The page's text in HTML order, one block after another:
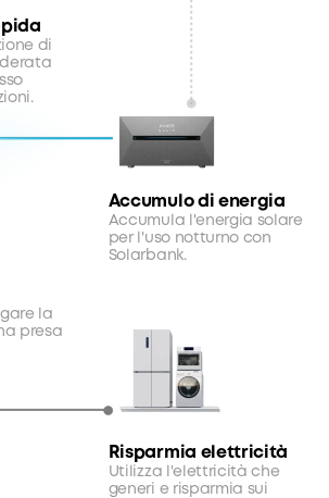
di
Accumulo di energia
Accumula l'energia solare
per l'uso notturno con
Solarbank.
la
presa
Risparmia elettricità
Utilizza l'elettricità che
generi e risparmia sui